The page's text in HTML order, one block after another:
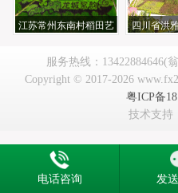
江苏常州东南村稻田艺
四川省洪
服务热线：13422884646(
Copyright © 2017-2026
粤ICP备
技术支持
电话咨询 发